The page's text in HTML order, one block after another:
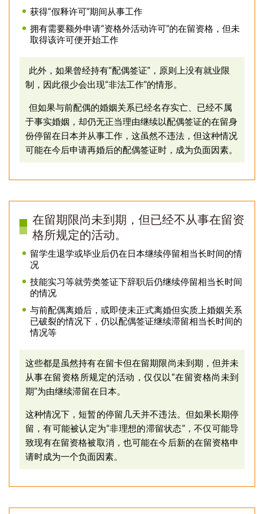
获得“假释许可”期间从事工作
拥有需要额外申请“资格外活动许可”的在留资格，但未
取得该许可便开始工作
此外，如果曾经持有“配偶签证”，原则上没有就业限
制，因此很少会出现“非法工作”的情形。
但如果与前配偶的婚姻关系已经名存实亡、已经不属
于事实婚姻，却仍无正当理由继续以配偶签证的在留身
份停留在日本并从事工作，这虽然不违法，但这种情况
可能在今后申请再婚后的配偶签证时，成为负面因素。
在留期限尚未到期，但已经不从事在留资
格所规定的活动
留学生退学或毕业后仍在日本继续停留相当长时间的情
况
技能实习等就劳类签证下辞职后仍继续停留相当长时间
的情况
与前配偶离婚后，或即使未正式离婚但实质上婚姻关系
已破裂的情况下，仍以配偶签证继续滞留相当长时间的
情况等
这些都是虽然持有在留卡但在留期限尚未到期，但并未
从事在留资格所规定的活动，仅仅以“在留资格尚未到
期”为由继续滞留在日本。
这种情况下，短暂的停留几天并不违法。但如果长期停
留，有可能被认定为“非理想的滞留状态”，不仅可能导
致现有在留资格被取消，也可能在今后新的在留资格申
请时成为一个负面因素。